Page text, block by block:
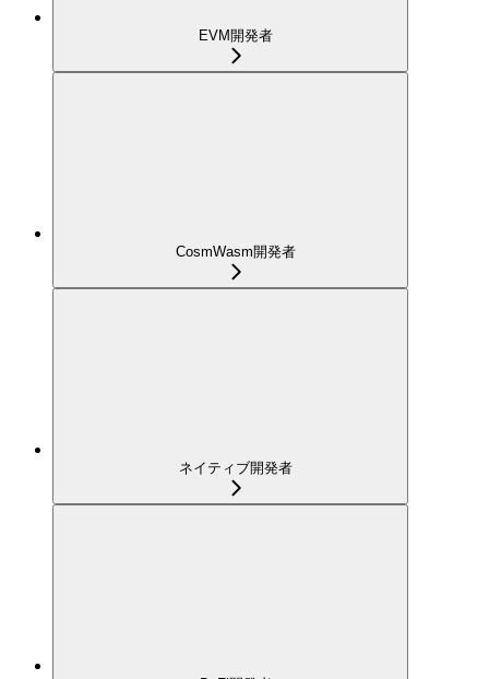
EVM開発者
CosmWasm開発者
ネイティブ開発者